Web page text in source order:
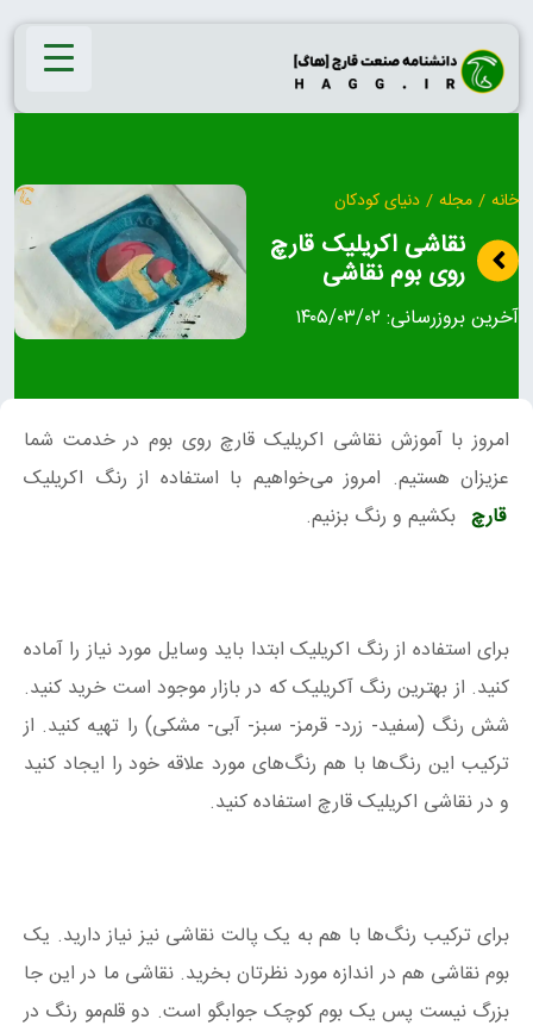
Skip
content
خانه / مجله / دنیای کودکان
نقاشی اکریلیک قارچ
روی بوم نقاشی
آخرین بروزرسانی: ۱۴۰۵/۰۳/۰۲
امروز با آموزش نقاشی اکریلیک قارچ روی بوم در خدمت شما
عزیزان هستیم. امروز می‌خواهیم با استفاده از رنگ اکریلیک
قارچ بکشیم و رنگ بزنیم.
برای استفاده از رنگ اکریلیک ابتدا باید وسایل مورد نیاز را آماده
کنید. از بهترین رنگ آکریلیک که در بازار موجود است خرید کنید.
شش رنگ (سفید- زرد- قرمز- سبز- آبی- مشکی) را تهیه کنید. از
ترکیب این رنگ‌ها با هم رنگ‌های مورد علاقه خود را ایجاد کنید
و در نقاشی اکریلیک قارچ استفاده کنید.
برای ترکیب رنگ‌ها با هم به یک پالت نقاشی نیز نیاز دارید. یک
بوم نقاشی هم در اندازه مورد نظرتان بخرید. نقاشی ما در این جا
بزرگ نیست پس یک بوم کوچک جوابگو است. دو قلم‌مو رنگ در